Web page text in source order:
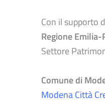
Con il supporto
Regione Emilia-
Settore
Comune di
Modena Città